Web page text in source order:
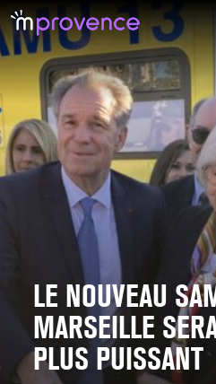
LE NOUVEAU
MARSEILLE
PLUS PUISSANT